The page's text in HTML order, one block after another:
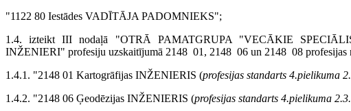
"1122 80 Iestādes VADĪTĀJA PADOMNIEKS";
1.4. izteikt III nodaļā "OTRĀ PAMATGRUPA "VECĀKIE
INŽENIERI" profesiju uzskaitījumā 2148 01, 2148 06 un 2148 08 profesijas
1.4.1. "2148 01 Kartogrāfijas INŽENIERIS (profesijas standarts 4.pielikuma
1.4.2. "2148 06 Ģeodēzijas INŽENIERIS (profesijas standarts 4.pielikuma